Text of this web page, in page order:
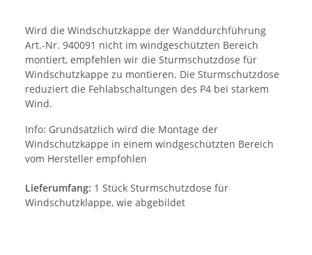
Wird die Windschutzkappe der Wanddurchführung
Art.-Nr. 940091 nicht im windgeschützten Bereich
montiert, empfehlen wir die Sturmschutzdose für
Windschutzkappe zu montieren. Die Sturmschutzdose
reduziert die Fehlabschaltungen des P4 bei starkem
Wind.
Info: Grundsätzlich wird die Montage der
Windschutzkappe in einem windgeschützten Bereich
vom Hersteller empfohlen
Lieferumfang: 1 Stück Sturmschutzdose für
Windschutzklappe, wie abgebildet